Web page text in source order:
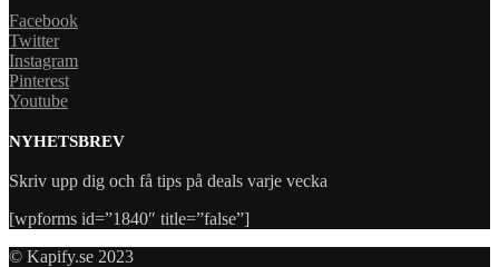
Facebook
Twitter
Instagram
Pinterest
Youtube
NYHETSBREV
Skriv upp dig och få tips på deals varje vecka
[wpforms id=”1840″ title=”false”]
© Kapify.se 2023